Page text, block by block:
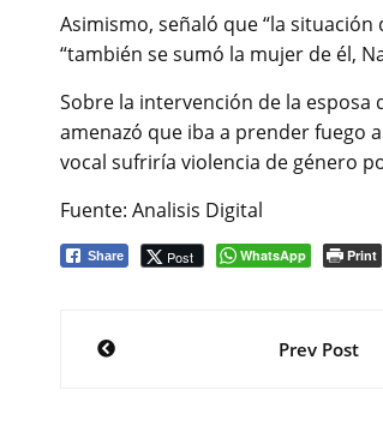
Asimismo, señaló que “la
“también se sumó la mujer de él,
Sobre la intervención de la
amenazó que iba a prender fuego
vocal sufriría violencia de género
Fuente: Analisis Digital
Share Post WhatsApp Print
NavegaciónPrev Post